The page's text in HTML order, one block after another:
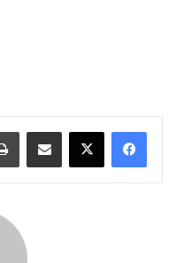
مشاركة عبر البريد